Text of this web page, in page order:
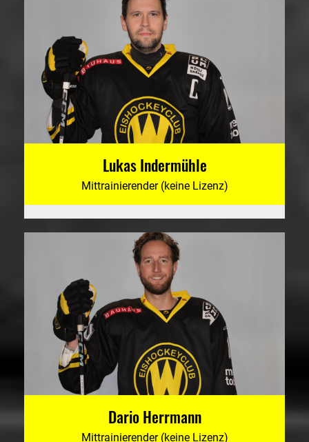
Lukas Indermühle
Mittrainierender (keine Lizenz)
Dario Herrmann
Mittrainierender (keine Lizenz)